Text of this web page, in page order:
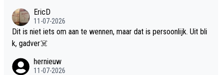
EricD
11-07-2026
Dit is niet iets om aan te wennen, maar dat is persoonlijk. Uit bli
k, gadver☠️
hernieuw
11-07-2026